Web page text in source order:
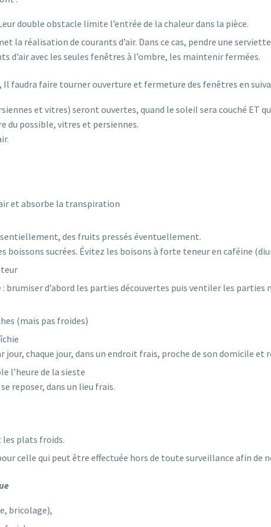
double obstacle limite l’entrée de la chaleur dans la pièce.
la réalisation de courants d’air. Dans ce cas, pendre une
d’air avec les seules fenêtres à l’ombre, les maintenir fermées.
faudra faire tourner ouverture et fermeture des fenêtres en
et vitres) seront ouvertes, quand le soleil sera couché ET
du possible, vitres et persiennes.
et absorbe la transpiration
des fruits pressés éventuellement.
boissons sucrées. Évitez les boisons à forte teneur en caféine
: brumiser d’abord les parties découvertes puis ventiler les
(mais pas froides)
jour, chaque jour, dans un endroit frais, proche de son domicile et
l’heure de la sieste
reposer, dans un lieu frais.
plats froids.
celle qui peut être effectuée hors de toute surveillance afin de
bricolage),